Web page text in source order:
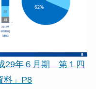
29年６月期 第１四
料」P8